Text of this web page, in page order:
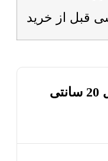
قبل از خرید
فهرست مطالب ترمووال 20 سانتی